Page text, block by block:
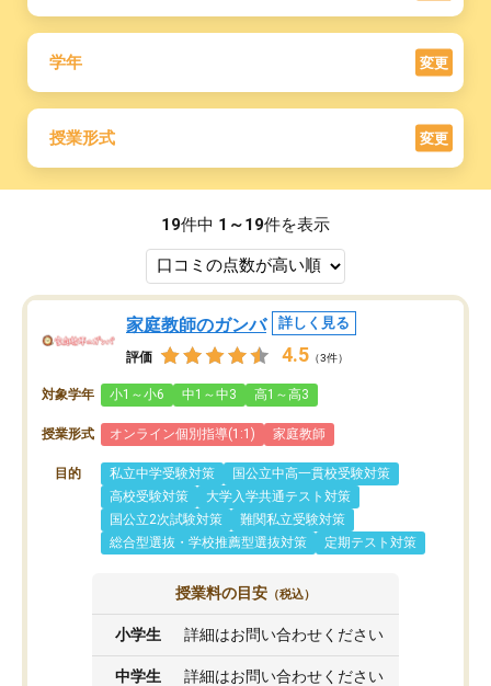
学年 変更
授業形式 変更
19件中 1～19件を表示
家庭教師のガンバ 詳しく見る
評価 4.5 （3件）
対象学年 小1～小6 中1～中3 高1～高3
授業形式 オンライン個別指導(1:1) 家庭教師
目的 私立中学受験対策
国公立中高一貫校受験対策
高校受験対策
大学入学共通テスト対策
国公立2次試験対策
難関私立受験対策
総合型選抜・学校推薦型選抜対策
定期テスト対策
授業料の目安 （税込）
小学生 詳細はお問い合わせください
中学生 詳細はお問い合わせください